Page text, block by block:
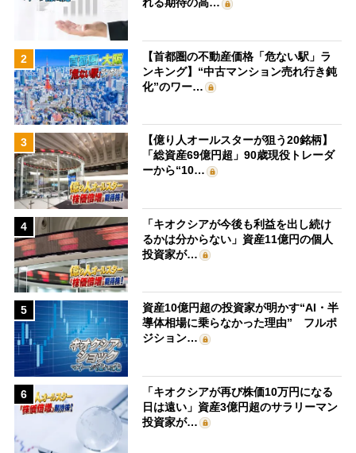
2
【首都圏の不動産価格「危ない駅」ラ
ンキング】“中古マンション売れ行き鈍
化”のワー…
3
【億り人オールスターが狙う20銘柄】
「総資産69億円超」90歳現役トレーダ
ーから“10…
4
「キオクシアが今後も利益を出し続け
るかは分からない」資産11億円の個人
投資家が…
5
資産10億円超の投資家が明かす“AI・半
導体相場に乗らなかった理由” フルポ
ジション…
6
「キオクシアが再び株価10万円になる
日は遠い」資産3億円超のサラリーマン
投資家が…